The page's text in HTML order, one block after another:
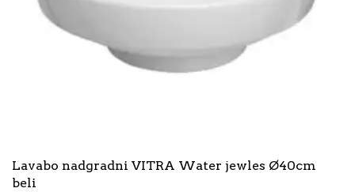
Lavabo nadgradni VITRA Water jewles Ø40cm
beli